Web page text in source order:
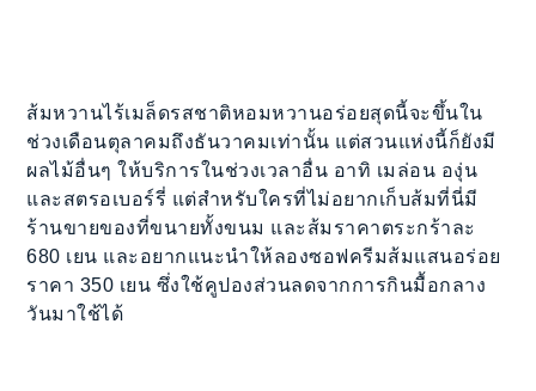
ส้มหวานไร้เมล็ดรสชาติหอมหวานอร่อยสุดนี้จะขึ้นใน
ช่วงเดือนตุลาคมถึงธันวาคมเท่านั้น แต่สวนแห่งนี้ก็ยังมี
ผลไม้อื่นๆ ให้บริการในช่วงเวลาอื่น อาทิ เมล่อน องุ่น
และสตรอเบอร์รี่ แต่สำหรับใครที่ไม่อยากเก็บส้มที่นี่มี
ร้านขายของที่ขนายทั้งขนม และส้มราคาตระกร้าละ
680 เยน และอยากแนะนำให้ลองซอฟครีมส้มแสนอร่อย
ราคา 350 เยน ซึ่งใช้คูปองส่วนลดจากการกินมื้อกลาง
วันมาใช้ได้